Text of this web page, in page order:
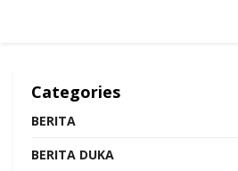
Categories
BERITA
BERITA DUKA